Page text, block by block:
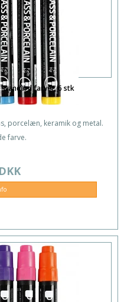
farver, 6 stk
porcelæn, keramik og metal.
farve.